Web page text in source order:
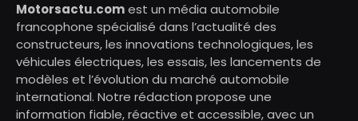
Motorsactu.comest un média automobile
francophone spécialisé dans l’actualité des
constructeurs, les innovations technologiques, les
véhicules électriques, les essais, les lancements de
modèles et l’évolution du marché automobile
international. Notre rédaction propose une
information fiable, réactive et accessible, avec un